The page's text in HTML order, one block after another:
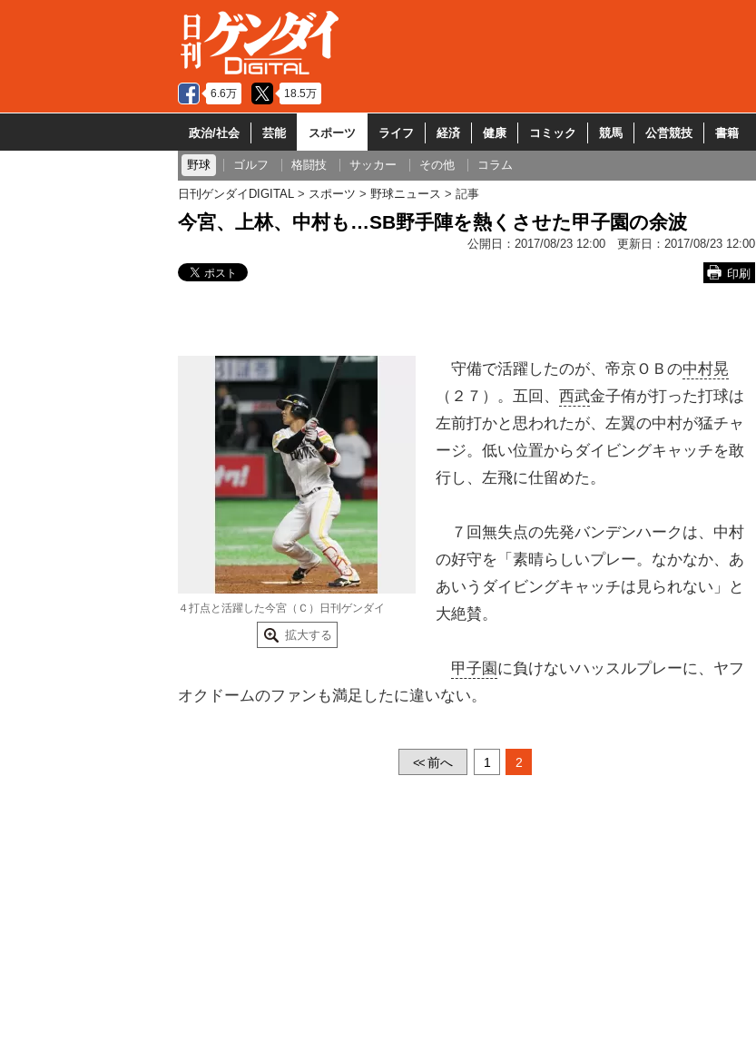
6.6万 18.5万
政治/社会 芸能 スポーツ ライフ 経済 健康 コミック 競馬 公営競技 書籍
野球 ゴルフ 格闘技 サッカー その他 コラム
日刊ゲンダイDIGITAL スポーツ 野球ニュース 記事
今宮、上林、中村も…SB野手陣を熱くさせた甲子園の余波
公開日： 2017/08/23 12:00 更新日： 2017/08/23 12:00
印刷
４打点と活躍した今宮（Ｃ）日刊ゲンダイ
拡大する
守備で活躍したのが、帝京ＯＢの中村晃
（２７）。五回、 西武金子侑が打った打球は
左前打かと思われたが、左翼の中村が猛チャ
ージ。低い位置からダイビングキャッチを敢
行し、左飛に仕留めた。
７回無失点の先発バンデンハークは、中村
の好守を「素晴らしいプレー。なかなか、あ
あいうダイビングキャッチは見られない」と
大絶賛。
甲子園に負けないハッスルプレーに、ヤフ
オクドームのファンも満足したに違いない。
<<前へ 1 2